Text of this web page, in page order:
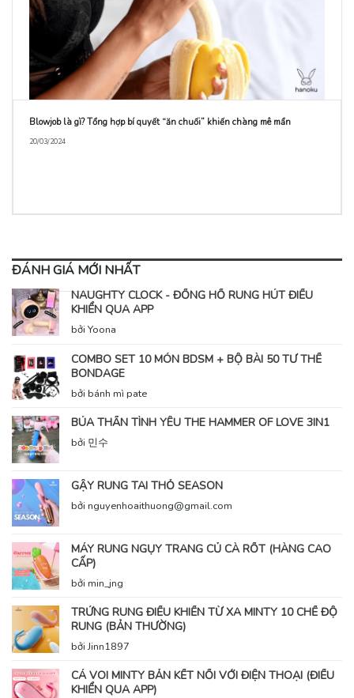
Blowjob là gì? Tổng hợp bí quyết “ăn chuối” khiến chàng mê mẩn
20/03/2024
ĐÁNH GIÁ MỚI NHẤT
NAUGHTY CLOCK - ĐỒNG HỒ RUNG HÚT ĐIỀU
KHIỂN QUA APP
bởi Yoona
COMBO SET 10 MÓN BDSM + BỘ BÀI 50 TƯ THẾ
BONDAGE
bởi bánh mì pate
BÚA THẦN TÌNH YÊU THE HAMMER OF LOVE 3IN1
bởi 민수
GẬY RUNG TAI THỎ SEASON
bởi nguyenhoaithuong@gmail.com
MÁY RUNG NGỤY TRANG CỦ CÀ RỐT (HÀNG CAO
CẤP)
bởi min_jng
TRỨNG RUNG ĐIỀU KHIỂN TỪ XA MINTY 10 CHẾ ĐỘ
RUNG (BẢN THƯỜNG)
bởi Jinn1897
CÁ VOI MINTY BẢN KẾT NỐI VỚI ĐIỆN THOẠI (ĐIỀU
KHIỂN QUA APP)